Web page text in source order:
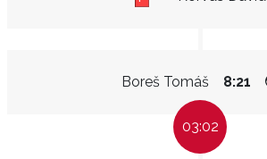
Boreš Tomáš 8:21
03:02